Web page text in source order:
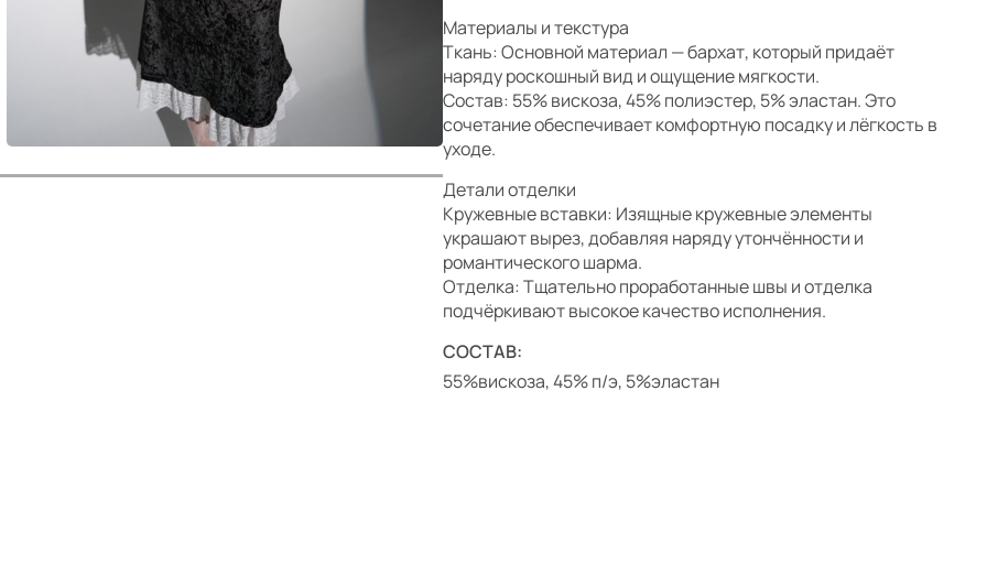
Материалы и текстура
Ткань: Основной материал — бархат, который придаёт
наряду роскошный вид и ощущение мягкости.
Состав: 55% вискоза, 45% полиэстер, 5% эластан. Это
сочетание обеспечивает комфортную посадку и лёгкость в
уходе.
Детали отделки
Кружевные вставки: Изящные кружевные элементы
украшают вырез, добавляя наряду утончённости и
романтического шарма.
Отделка: Тщательно проработанные швы и отделка
подчёркивают высокое качество исполнения.
СОСТАВ:
55%вискоза, 45% п/э, 5%эластан